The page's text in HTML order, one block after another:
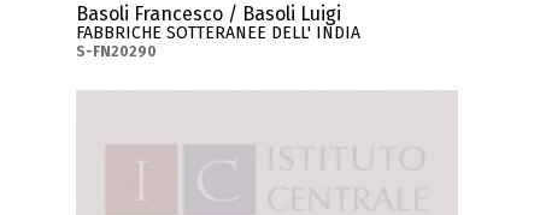
Basoli Francesco / Basoli Luigi
FABBRICHE SOTTERANEE DELL' INDIA
S-FN20290